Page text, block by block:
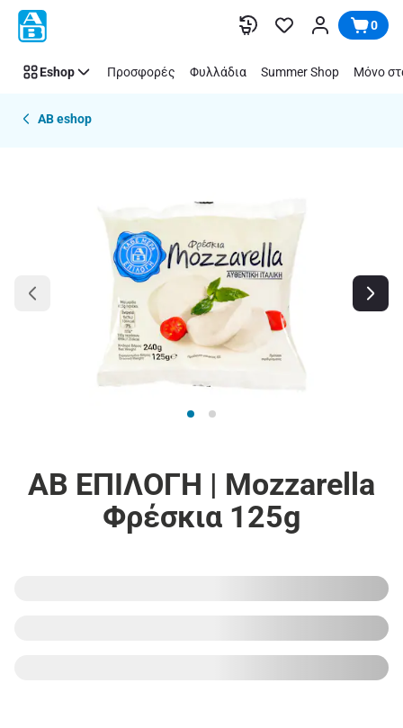
Παράλειψη 0
Eshop Προσφορές Φυλλάδια Summer Shop Μόνο
AB eshop
ΑΒ ΕΠΙΛΟΓΗ | Mozzarella
Φρέσκια 125g